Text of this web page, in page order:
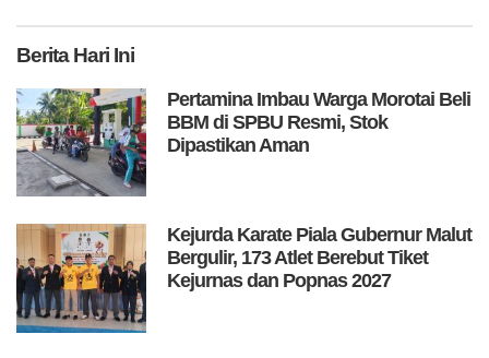
BeritaHari Ini
Pertamina Imbau Warga Morotai Beli
BBM di SPBU Resmi, Stok
Dipastikan Aman
Kejurda Karate Piala Gubernur Malut
Bergulir, 173 Atlet Berebut Tiket
Kejurnas dan Popnas 2027